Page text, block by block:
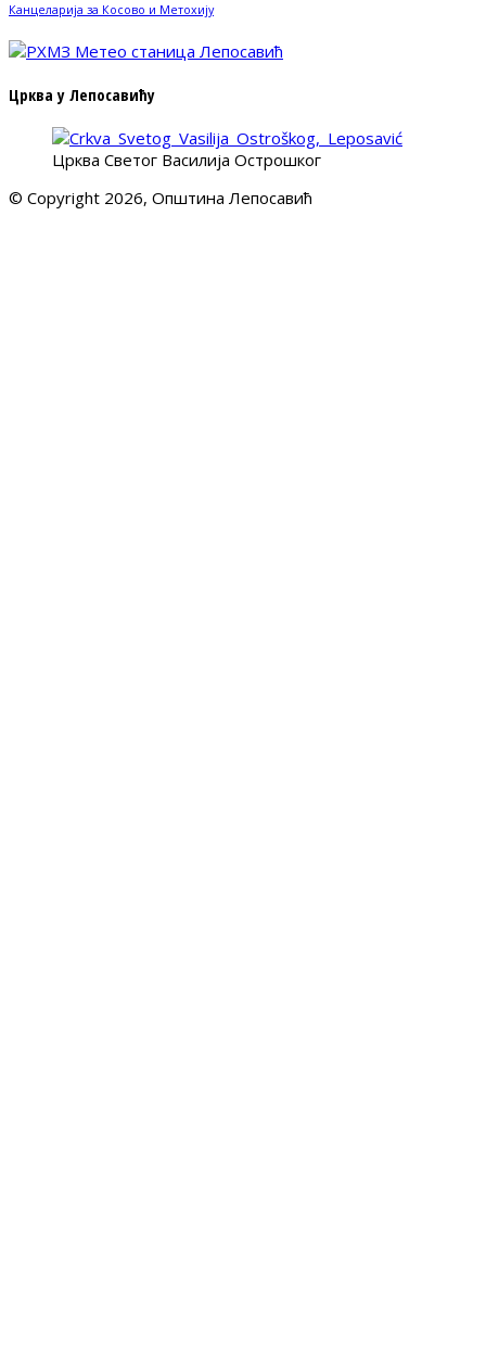
Канцеларија за Косово и Метохију
Црква у Лепосавићу
Црква Светог Василија Острошког
© Copyright 2026, Општина Лепосавић